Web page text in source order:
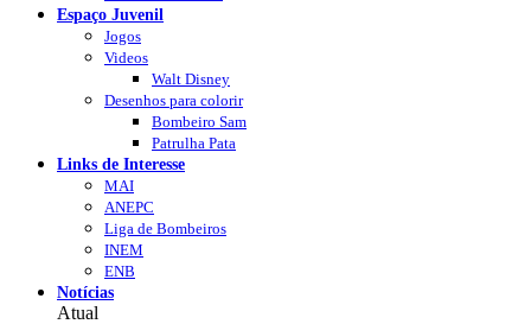
Espaço Juvenil
Jogos
Videos
Walt Disney
Desenhos para colorir
Bombeiro Sam
Patrulha Pata
Links de Interesse
MAI
ANEPC
Liga de Bombeiros
INEM
ENB
Notícias
Atual